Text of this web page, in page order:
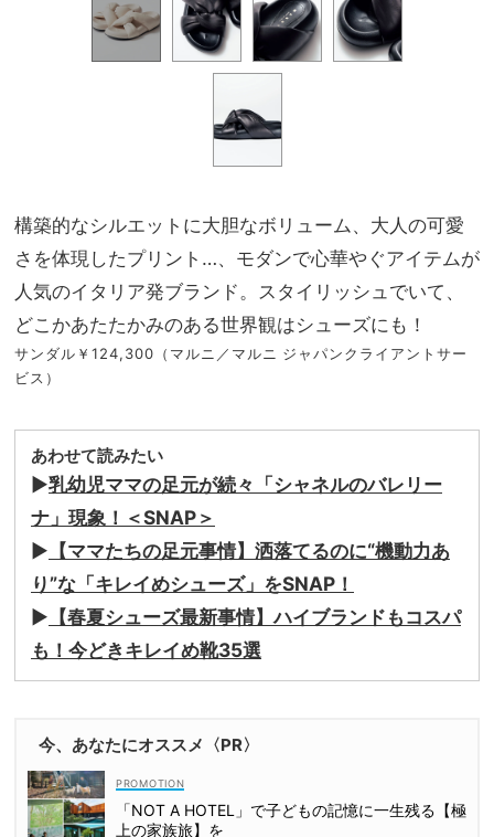
構築的なシルエットに大胆なボリューム、大人の可愛
さを体現したプリント…、モダンで心華やぐアイテムが
人気のイタリア発ブランド。スタイリッシュでいて、
どこかあたたかみのある世界観はシューズにも！
サンダル￥124,300（マルニ／マルニ ジャパンクライアントサー
ビス）
あわせて読みたい
▶︎乳幼児ママの足元が続々「シャネルのバレリー
ナ」現象！＜SNAP＞
▶ 【ママたちの足元事情】洒落てるのに“機動力あ
り”な「キレイめシューズ」をSNAP！
▶ 【春夏シューズ最新事情】ハイブランドもコスパ
も！今どきキレイめ靴35選
今、あなたにオススメ〈PR〉
「NOT A HOTEL」で子どもの記憶に一生残る【極
上の家族旅】を